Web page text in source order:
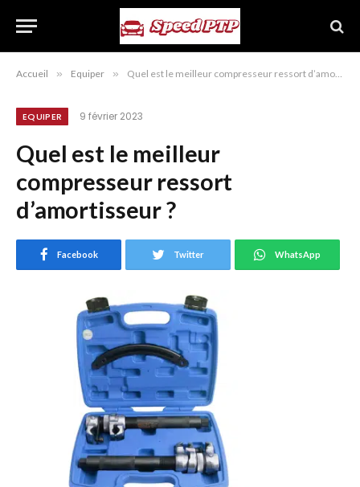
Accueil » Equiper » Quel est le meilleur compresseur ressort d’amortisseur ?
EQUIPER 9 février 2023
Quel est le meilleur
compresseur ressort
d’amortisseur ?
Facebook Twitter WhatsApp